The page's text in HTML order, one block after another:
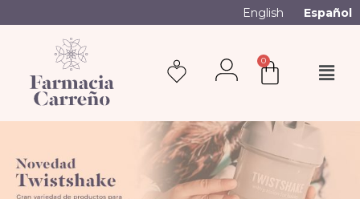
English Español
0